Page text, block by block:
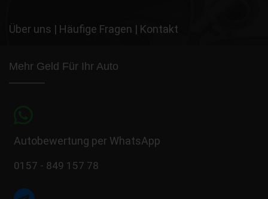
Über uns | Häufige Fragen | Kontakt
Mehr Geld Für Ihr Auto
Autobewertung per WhatsApp
0157 - 849 157 78